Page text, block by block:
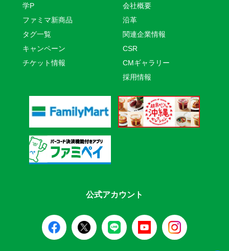
学P
ファミマ新商品
タグ一覧
キャンペーン
チケット情報
会社概要
沿革
関連企業情報
CSR
CMギャラリー
採用情報
公式アカウント